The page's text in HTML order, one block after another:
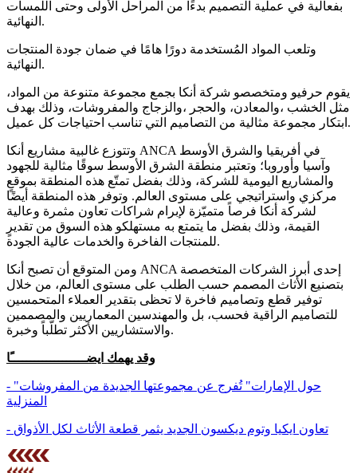
بفعالية في عملية التصميم بدءًا من المراحل الأولى وحتى اللمسات
النهائية.
وتلعب المواد المُستخدمة دورًا هامًا في ضمان جودة المنتجات
النهائية.
يقوم حرفيو ومتخصصو شركة أنكا بجمع مجموعة متنوعة من المواد،
مثل الخشب ،والمعادن، والحجر ،والزجاج والمفروشات، وذلك بهدف
ابتكار مجموعة مثالية من التصاميم التي تناسب احتياجات كل عميل.
وتتوزع غالبية مشاريع أنكا ANCA في أفريقيا والشرق الأوسط
وآسيا وأوروبا؛ وتعتبر منطقة الشرق الأوسط سوقًا مثالية للجهود
والمشاريع اليومية للشركة، وذلك بفضل تمتّع هذه المنطقة بموقعٍ
مركزي واستراتيجي على مستوى العالم. وتوفر هذه المنطقة أيضًا
لشركة أنكا فرصاً متميّزة لإبرام شراكات تعاون مثمرة وعالية
القيمة، وذلك بفضل ما يتمتع به مستهلكو هذه السوق من تقديرٍ
للمنتجات الفاخرة والخدمات عالية الجودة.
ومن المتوقع أن تصبح أنكا ANCA إحدى أبرز الشركات المتخصصة
بتصنيع الأثاث المصمم حسب الطلب على مستوى العالم، من خلال
توفير قطع وتصاميم فاخرة لا تحظى بتقدير العملاء المتحمسين
للتصاميم الراقية فحسب، بل والمهندسين المعماريين والمصممين
والاستشاريين الأكثر تطلّباً وخبرة.
وقد يهمك ايضـــــــــــــــــــًا
- "حول الإمارات" تُفرج عن مجموعتها الجديدة من المفروشات
المنزلية
- تعاون ايكيا وتوم ديكسون الجديد يثمر قطعة الأثاث لكل الأذواق